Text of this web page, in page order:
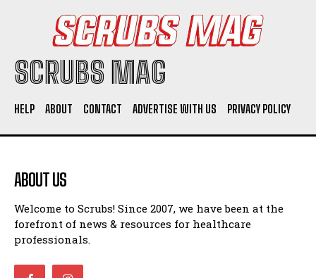
SCRUBS MAG
HELP ABOUT CONTACT ADVERTISE WITH US PRIVACY POLICY
ABOUT US
Welcome to Scrubs! Since 2007, we have been at the
forefront of news & resources for healthcare
professionals.